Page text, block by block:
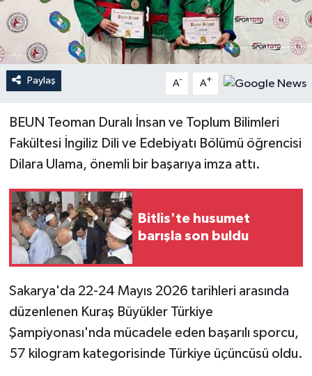
Paylaş A- A+
BEUN Teoman Duralı İnsan ve Toplum Bilimleri
Fakültesi İngiliz Dili ve Edebiyatı Bölümü öğrencisi
Dilara Ulama, önemli bir başarıya imza attı.
Bitlis'te husumet
barışla son buldu
Sakarya'da 22-24 Mayıs 2026 tarihleri arasında
düzenlenen Kuraş Büyükler Türkiye
Şampiyonası'nda mücadele eden başarılı sporcu,
57 kilogram kategorisinde Türkiye üçüncüsü oldu.
Resmi İlan
Sağlık
Spor
Sürmanşet
Teknoloji
Yaşam